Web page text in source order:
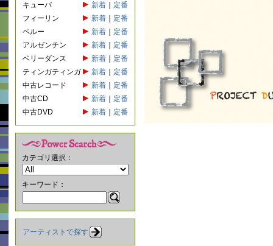
キューバ 新着
定番
フィーリン
新着
定番
ペルー
新着
定番
アルゼンチン
新着
定番
ベリーダンス
新着
定番
ティンガティンガ
新着
定番
中古レコード
新着
定番
中古CD
新着
定番
中古DVD
新着 定番
カテゴリ選択：
キーワード：
アーティストで探す